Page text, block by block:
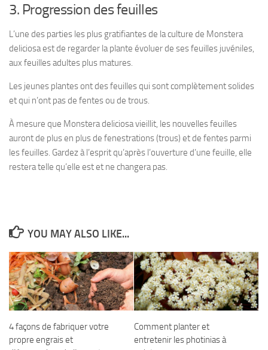
3. Progression des feuilles
L’une des parties les plus gratifiantes de la culture de Monstera
deliciosa est de regarder la plante évoluer de ses feuilles juvéniles,
aux feuilles adultes plus matures.
Les jeunes plantes ont des feuilles qui sont complètement solides
et qui n’ont pas de fentes ou de trous.
À mesure que Monstera deliciosa vieillit, les nouvelles feuilles
auront de plus en plus de fenestrations (trous) et de fentes parmi
les feuilles. Gardez à l’esprit qu’après l’ouverture d’une feuille, elle
restera telle qu’elle est et ne changera pas.
YOU MAY ALSO LIKE...
4 façons de fabriquer votre
propre engrais et
Comment planter et
entretenir les photinias à